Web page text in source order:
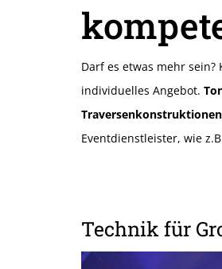
Darf es etwas mehr
individuelles Angebot.
Traversenkonstruktionen
Eventdienstleister, wie
Technik für